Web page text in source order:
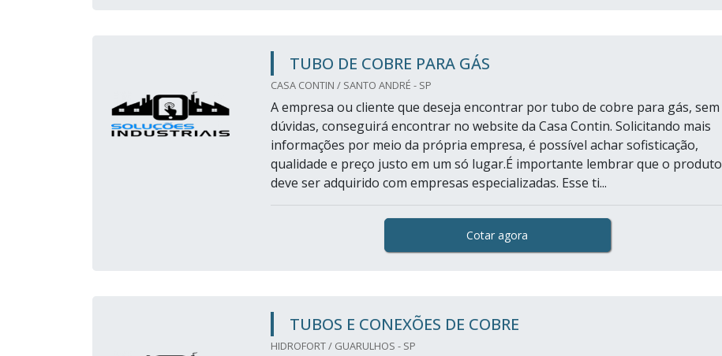
TUBO DE COBRE PARA GÁS
CASA CONTIN / SANTO ANDRÉ - SP
A empresa ou cliente que deseja encontrar por tubo de cobre para gás, sem
dúvidas, conseguirá encontrar no website da Casa Contin. Solicitando mais
informações por meio da própria empresa, é possível achar sofisticação,
qualidade e preço justo em um só lugar.É importante lembrar que o produto
deve ser adquirido com empresas especializadas. Esse ti...
Cotar agora
TUBOS E CONEXÕES DE COBRE
HIDROFORT / GUARULHOS - SP